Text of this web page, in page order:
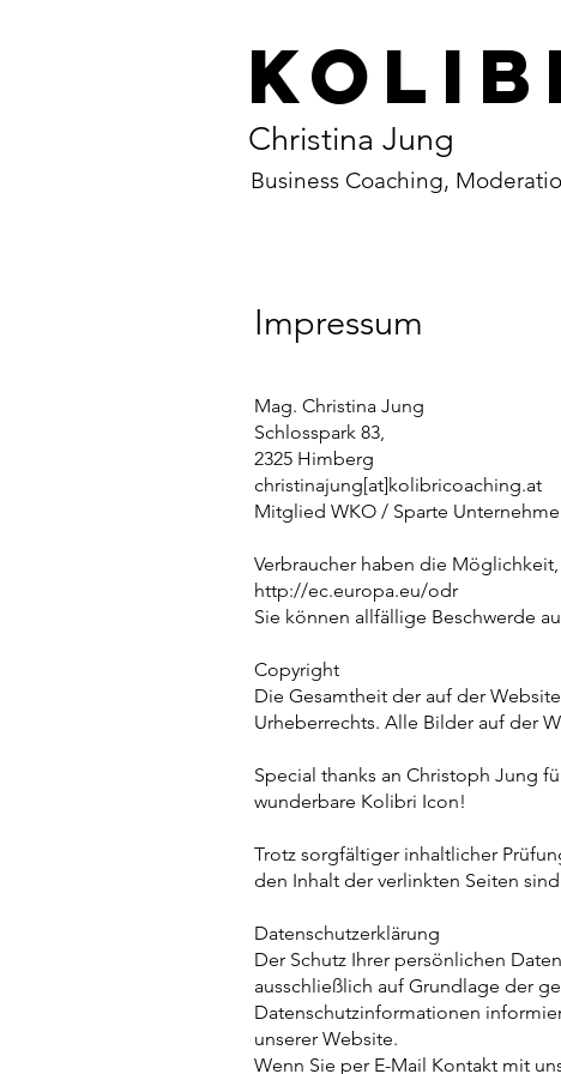
Christina Jung
Business Coaching,
Impressum
Mag. Christina Jung
Schlosspark 83,
2325 Himberg
christinajung[at]kolibricoaching.at
Mitglied WKO / Sparte
Verbraucher haben die
http://ec.europa.eu/odr
Sie können allfällige Beschwerde
Copyright
Die Gesamtheit der auf der
Urheberrechts. Alle Bilder auf der
Special thanks an Christoph Jung
wunderbare Kolibri Icon!
Trotz sorgfältiger inhaltlicher
den Inhalt der verlinkten Seiten
Datenschutzerklärung
Der Schutz Ihrer persönlichen
ausschließlich auf Grundlage der
Datenschutzinformationen
unserer Website.
Wenn Sie per E-Mail Kontakt mit